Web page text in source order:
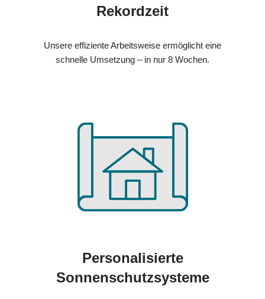
Rekordzeit
Unsere effiziente Arbeitsweise ermöglicht eine
schnelle Umsetzung – in nur 8 Wochen.
Personalisierte
Sonnenschutzsysteme